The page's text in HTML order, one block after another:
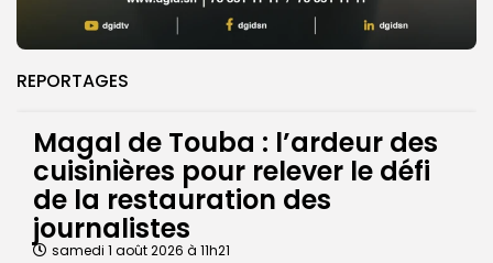
REPORTAGES
Magal de Touba : l’ardeur des
cuisinières pour relever le défi
de la restauration des
journalistes
samedi 1 août 2026 à 11h21